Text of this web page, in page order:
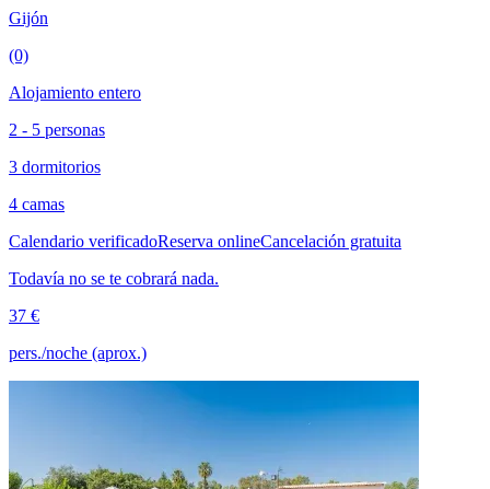
Gijón
(0)
Alojamiento entero
2 - 5 personas
3 dormitorios
4 camas
Calendario verificadoReserva onlineCancelación gratuita
Todavía no se te cobrará nada.
37 €
pers./noche (aprox.)